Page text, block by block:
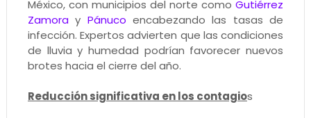
México, con municipios del norte comoGutiérrez
Zamoray Pánuco encabezando las tasas de
infección. Expertos advierten que las condiciones
de lluvia y humedad podrían favorecer nuevos
brotes hacia el cierre del año.
Reducción significativa en los contagios